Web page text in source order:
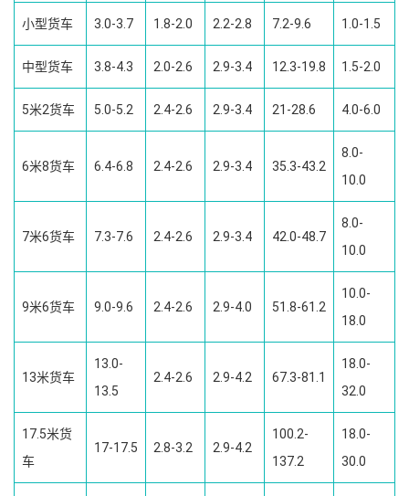
小型货车 3.0-3.7 1.8-2.0 2.2-2.8 7.2-9.6 1.0-1.5
中型货车 3.8-4.3 2.0-2.6 2.9-3.4 12.3-19.8 1.5-2.0
5米2货车 5.0-5.2 2.4-2.6 2.9-3.4 21-28.6 4.0-6.0
6米8货车 6.4-6.8 2.4-2.6 2.9-3.4 35.3-43.2
8.0-
10.0
7米6货车 7.3-7.6 2.4-2.6 2.9-3.4 42.0-48.7
8.0-
10.0
9米6货车 9.0-9.6 2.4-2.6 2.9-4.0 51.8-61.2
10.0-
18.0
13米货车
13.0-
13.5
2.4-2.6 2.9-4.2 67.3-81.1
18.0-
32.0
17.5米货
车
17-17.5 2.8-3.2 2.9-4.2
100.2-
137.2
18.0-
30.0